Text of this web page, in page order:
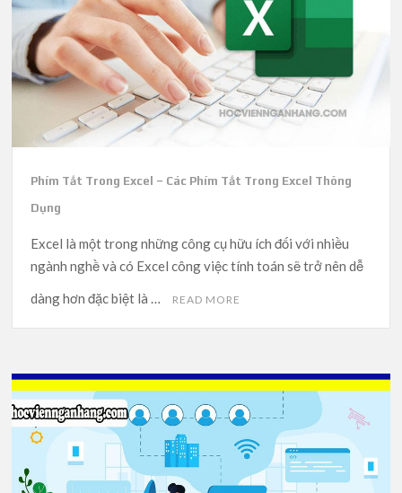
Phím Tắt Trong Excel – Các Phím Tắt Trong Excel Thông
Dụng
Excel là một trong những công cụ hữu ích đối với nhiều
ngành nghề và có Excel công việc tính toán sẽ trở nên dễ
dàng hơn đặc biệt là …
READ MORE